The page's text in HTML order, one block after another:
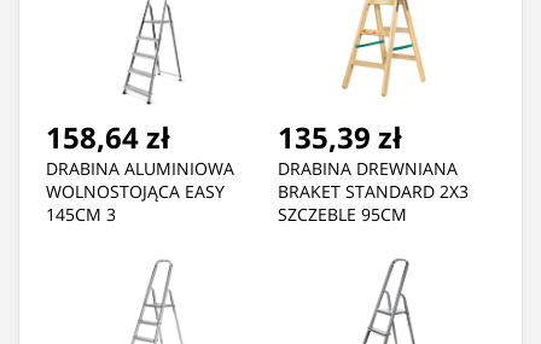
158,64 zł
DRABINA ALUMINIOWA
WOLNOSTOJĄCA EASY
145CM 3
135,39 zł
DRABINA DREWNIANA
BRAKET STANDARD 2X3
SZCZEBLE 95CM